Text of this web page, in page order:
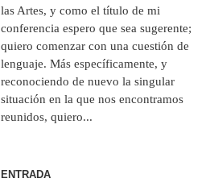
las Artes, y como el título de mi
conferencia espero que sea sugerente;
quiero comenzar con una cuestión de
lenguaje. Más específicamente, y
reconociendo de nuevo la singular
situación en la que nos encontramos
reunidos, quiero...
ENTRADA